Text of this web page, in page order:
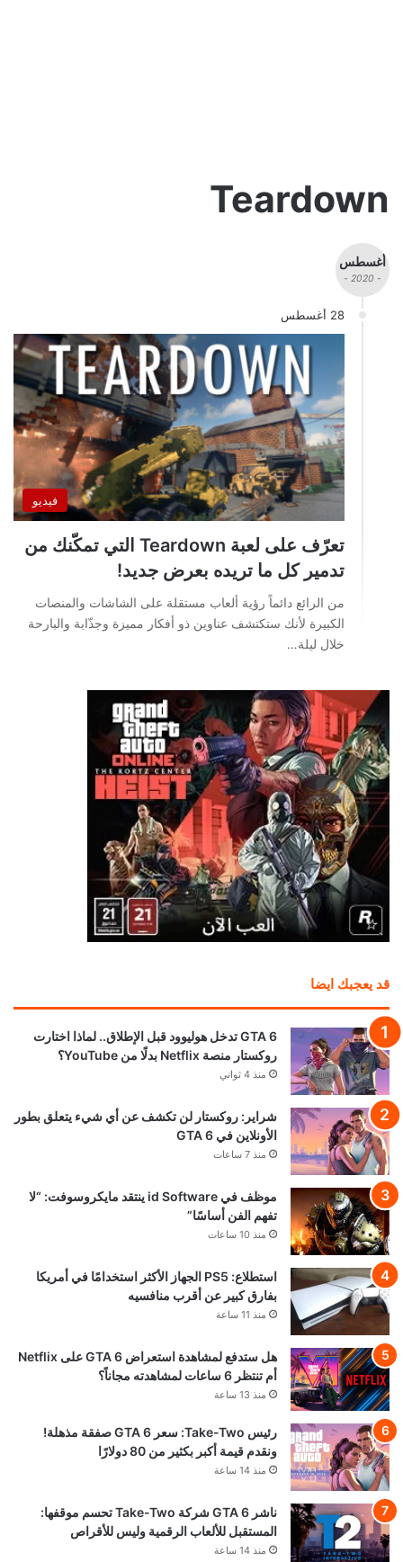
Teardown
أغسطس
- 2020 -
28 أغسطس
فيديو
تعرّف على لعبة Teardown التي تمكّنك من
تدمير كل ما تريده بعرض جديد!
من الرائع دائماً رؤية ألعاب مستقلة على الشاشات والمنصات
الكبيرة لأنك ستكتشف عناوين ذو أفكار مميزة وجذّابة والبارحة
خلال ليلة…
قد يعجبك ايضا
GTA 6 تدخل هوليوود قبل الإطلاق.. لماذا اختارت
روكستار منصة Netflix بدلًا من YouTube؟
منذ 4 ثواني
شراير: روكستار لن تكشف عن أي شيء يتعلق بطور
الأونلاين في GTA 6
منذ 7 ساعات
موظف في id Software ينتقد مايكروسوفت: “لا
تفهم الفن أساسًا”
منذ 10 ساعات
استطلاع: PS5 الجهاز الأكثر استخدامًا في أمريكا
بفارق كبير عن أقرب منافسيه
منذ 11 ساعة
هل ستدفع لمشاهدة استعراض GTA 6 على Netflix
أم تنتظر 6 ساعات لمشاهدته مجاناً؟
منذ 13 ساعة
رئيس Take-Two: سعر GTA 6 صفقة مذهلة!
ونقدم قيمة أكبر بكثير من 80 دولارًا
منذ 14 ساعة
ناشر GTA 6 شركة Take-Two تحسم موقفها:
المستقبل للألعاب الرقمية وليس للأقراص
منذ 14 ساعة